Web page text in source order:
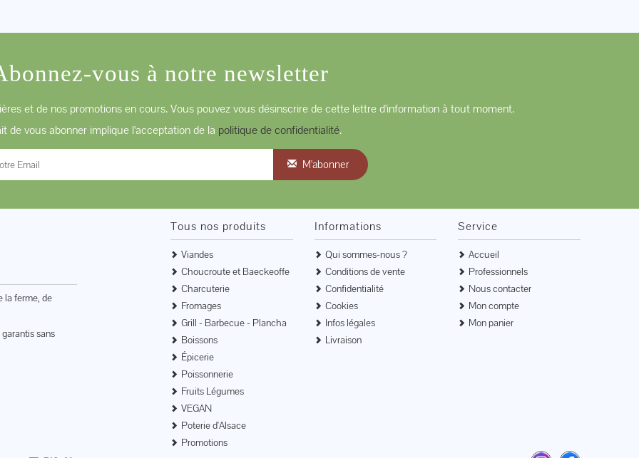
vous à notre newsletter
et de nos promotions en cours. Vous pouvez vous désinscrire de cette lettre d'information à tout moment.
de vous abonner implique l'acceptation de la politique de confidentialité.
M'abonner
la ferme, de
sans
Tous nos produits
Viandes
Choucroute et Baeckeoffe
Charcuterie
Fromages
Grill - Barbecue - Plancha
Boissons
Épicerie
Poissonnerie
Fruits Légumes
VEGAN
Poterie d'Alsace
Promotions
Informations
Qui sommes-nous ?
Conditions de vente
Confidentialité
Cookies
Infos légales
Livraison
Service
Accueil
Professionnels
Nous contacter
Mon compte
Mon panier